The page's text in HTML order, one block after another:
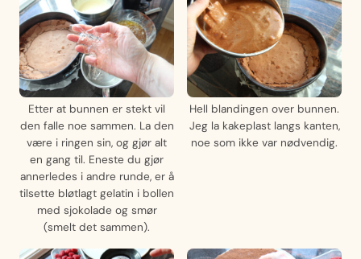
Etter at bunnen er stekt vil
den falle noe sammen. La den
være i ringen sin, og gjør alt
en gang til. Eneste du gjør
annerledes i andre runde, er å
tilsette bløtlagt gelatin i bollen
med sjokolade og smør
(smelt det sammen).
Hell blandingen over bunnen.
Jeg la kakeplast langs kanten,
noe som ikke var nødvendig.